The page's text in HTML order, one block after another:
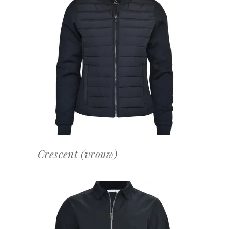
OFFERTEAANVRAAG
Crescent (vrouw)